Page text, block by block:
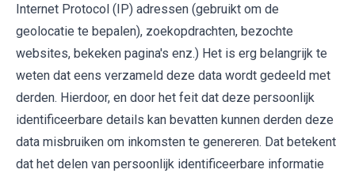
Internet Protocol (IP) adressen (gebruikt om de
geolocatie te bepalen), zoekopdrachten, bezochte
websites, bekeken pagina's enz.) Het is erg belangrijk te
weten dat eens verzameld deze data wordt gedeeld met
derden. Hierdoor, en door het feit dat deze persoonlijk
identificeerbare details kan bevatten kunnen derden deze
data misbruiken om inkomsten te genereren. Dat betekent
dat het delen van persoonlijk identificeerbare informatie